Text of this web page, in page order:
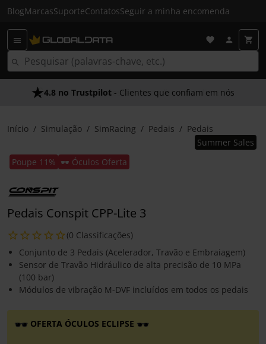
BlogMarcasSuporteContatosSeguir a minha encomenda
4.8 no Trustpilot - Clientes que confiam em nós
Início Simulação SimRacing Pedais Pedais
Poupe 11% 🕶️ Óculos Oferta
Summer Sales
Pedais Conspit CPP-Lite 3
(0 Classificações)
Conjunto de 3 Pedais (Acelerador, Travão e Embraiagem)
Sensor de Travão Hidráulico de alta precisão de 10 MPa
(100 bar)
Módulos de vibração M-DVF incluídos em todos os pedais
OFERTA ÓCULOS ECLIPSE